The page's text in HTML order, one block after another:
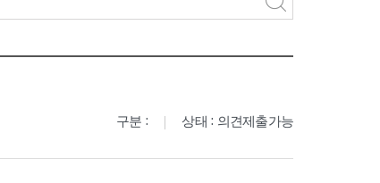
구분 : 상태 : 의견제출가능